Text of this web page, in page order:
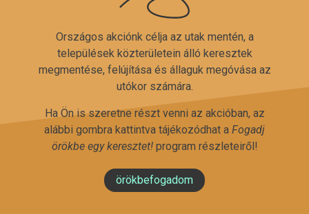
Országos akciónk célja az utak mentén, a
települések közterületein álló keresztek
megmentése, felújítása és állaguk megóvása az
utókor számára.
Ha Ön is szeretne részt venni az akcióban, az
alábbi gombra kattintva tájékozódhat a Fogadj
örökbe egy keresztet!program részleteiről!
örökbefogadom